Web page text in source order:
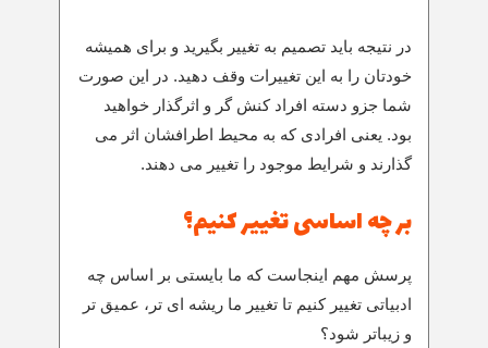
در نتیجه باید تصمیم به تغییر بگیرید و برای همیشه
خودتان را به این تغییرات وقف دهید. در این صورت
شما جزو دسته افراد کنش گر و اثرگذار خواهید
بود. یعنی افرادی که به محیط اطرافشان اثر می
گذارند و شرایط موجود را تغییر می دهند.
بر چه اساسی تغییر کنیم؟
پرسش مهم اینجاست که ما بایستی بر اساس چه
ادبیاتی تغییر کنیم تا تغییر ما ریشه ای تر، عمیق تر
و زیباتر شود؟